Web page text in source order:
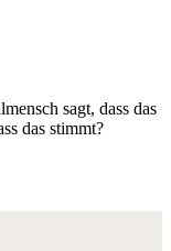
sagt, dass das
das stimmt?